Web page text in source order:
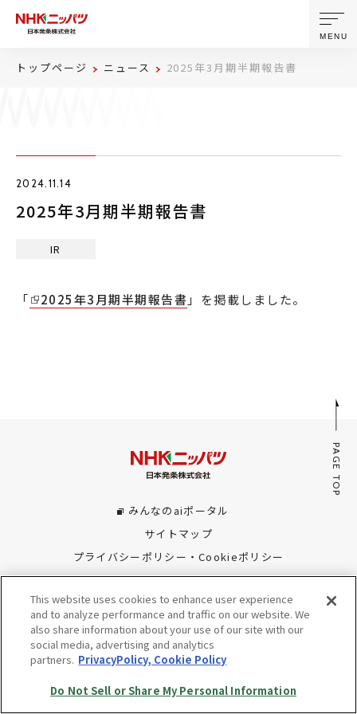
お問い合わせ
製品・技術
ニュース
MENU
トップページ ニュース 2025年3月期半期報告書
2024.11.14
2025年3月期半期報告書
IR
「 2025年3月期半期報告書 」を掲載しました。
PAGE TOP
みんなのaiポータル
サイトマップ
プライバシーポリシー・Cookieポリシー
Do Not Sell or Share My Personal Information
© Copyright NHK SPRING Co.,Ltd. All rights reserved.
This website uses cookies to enhance user experience
and to analyze performance and traffic on our website. We
also share information about your use of our site with our
social media, advertising and analytics
partners. PrivacyPolicy, Cookie Policy
Do Not Sell or Share My Personal Information